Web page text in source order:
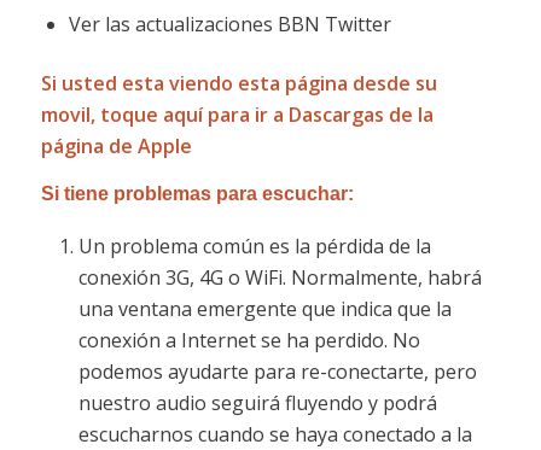
Ver las actualizaciones BBN Twitter
Si usted esta viendo esta página desde su
movil, toque aquí para ir a Dascargas de la
página de Apple
Si tiene problemas para escuchar:
Un problema común es la pérdida de la
conexión 3G, 4G o WiFi. Normalmente, habrá
una ventana emergente que indica que la
conexión a Internet se ha perdido. No
podemos ayudarte para re-conectarte, pero
nuestro audio seguirá fluyendo y podrá
escucharnos cuando se haya conectado a la